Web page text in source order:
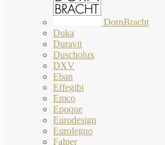
DornBracht
Duka
Duravit
Duscholux
DXV
Eban
Effegibi
Emco
Epoque
Eurodesign
Eurolegno
Falper